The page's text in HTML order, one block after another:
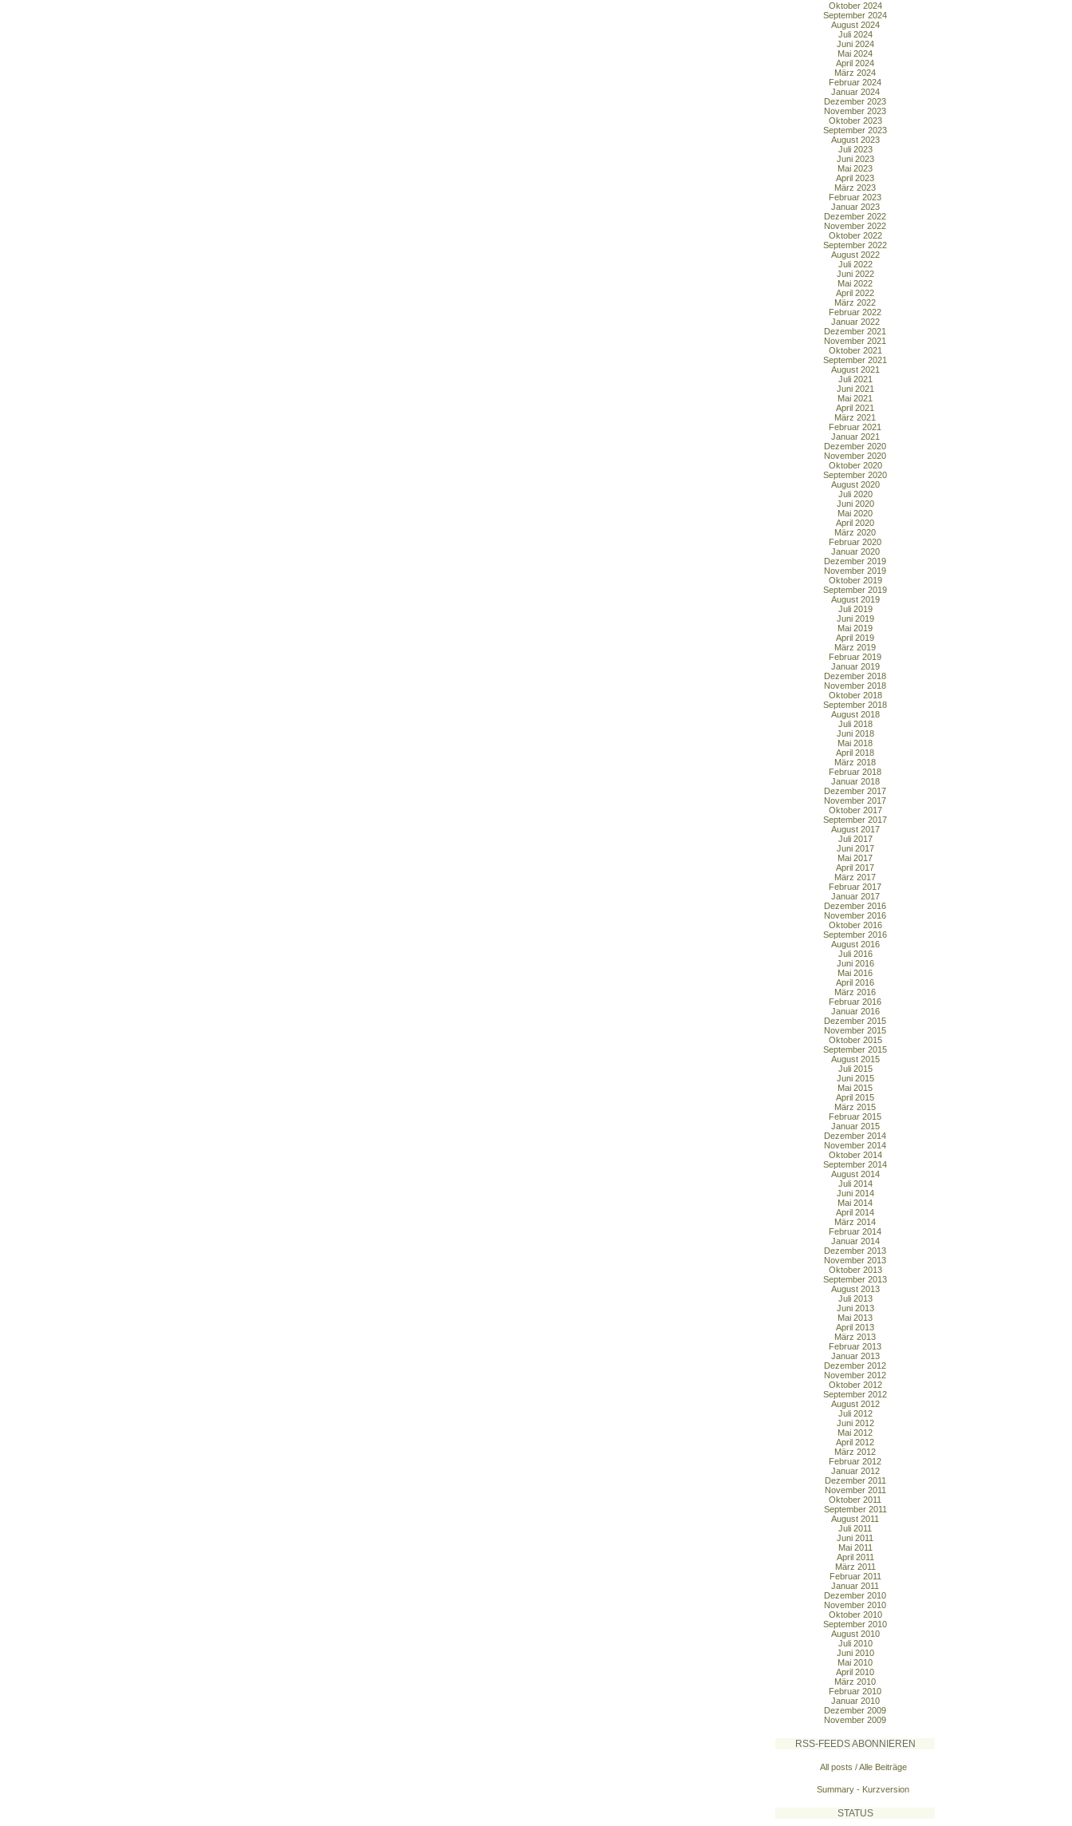
Oktober 2024
September 2024
August 2024
Juli 2024
Juni 2024
Mai 2024
April 2024
März 2024
Februar 2024
Januar 2024
Dezember 2023
November 2023
Oktober 2023
September 2023
August 2023
Juli 2023
Juni 2023
Mai 2023
April 2023
März 2023
Februar 2023
Januar 2023
Dezember 2022
November 2022
Oktober 2022
September 2022
August 2022
Juli 2022
Juni 2022
Mai 2022
April 2022
März 2022
Februar 2022
Januar 2022
Dezember 2021
November 2021
Oktober 2021
September 2021
August 2021
Juli 2021
Juni 2021
Mai 2021
April 2021
März 2021
Februar 2021
Januar 2021
Dezember 2020
November 2020
Oktober 2020
September 2020
August 2020
Juli 2020
Juni 2020
Mai 2020
April 2020
März 2020
Februar 2020
Januar 2020
Dezember 2019
November 2019
Oktober 2019
September 2019
August 2019
Juli 2019
Juni 2019
Mai 2019
April 2019
März 2019
Februar 2019
Januar 2019
Dezember 2018
November 2018
Oktober 2018
September 2018
August 2018
Juli 2018
Juni 2018
Mai 2018
April 2018
März 2018
Februar 2018
Januar 2018
Dezember 2017
November 2017
Oktober 2017
September 2017
August 2017
Juli 2017
Juni 2017
Mai 2017
April 2017
März 2017
Februar 2017
Januar 2017
Dezember 2016
November 2016
Oktober 2016
September 2016
August 2016
Juli 2016
Juni 2016
Mai 2016
April 2016
März 2016
Februar 2016
Januar 2016
Dezember 2015
November 2015
Oktober 2015
September 2015
August 2015
Juli 2015
Juni 2015
Mai 2015
April 2015
März 2015
Februar 2015
Januar 2015
Dezember 2014
November 2014
Oktober 2014
September 2014
August 2014
Juli 2014
Juni 2014
Mai 2014
April 2014
März 2014
Februar 2014
Januar 2014
Dezember 2013
November 2013
Oktober 2013
September 2013
August 2013
Juli 2013
Juni 2013
Mai 2013
April 2013
März 2013
Februar 2013
Januar 2013
Dezember 2012
November 2012
Oktober 2012
September 2012
August 2012
Juli 2012
Juni 2012
Mai 2012
April 2012
März 2012
Februar 2012
Januar 2012
Dezember 2011
November 2011
Oktober 2011
September 2011
August 2011
Juli 2011
Juni 2011
Mai 2011
April 2011
März 2011
Februar 2011
Januar 2011
Dezember 2010
November 2010
Oktober 2010
September 2010
August 2010
Juli 2010
Juni 2010
Mai 2010
April 2010
März 2010
Februar 2010
Januar 2010
Dezember 2009
November 2009
RSS-FEEDS ABONNIEREN
All posts / Alle Beiträge
Summary - Kurzversion
STATUS